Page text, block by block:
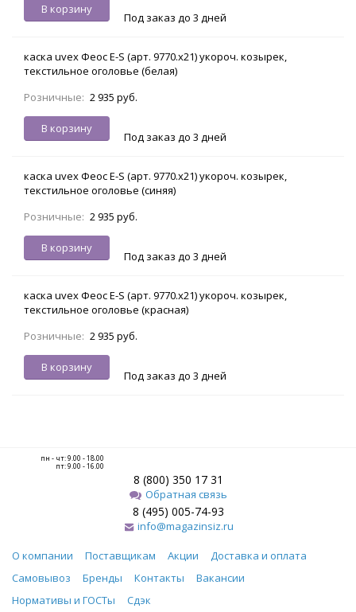
В корзину
Под заказ до 3 дней
каска uvex Феос E-S (арт. 9770.х21) укороч. козырек,
текстильное оголовье (белая)
Розничные: 2 935 руб.
В корзину
Под заказ до 3 дней
каска uvex Феос E-S (арт. 9770.х21) укороч. козырек,
текстильное оголовье (синяя)
Розничные: 2 935 руб.
В корзину
Под заказ до 3 дней
каска uvex Феос E-S (арт. 9770.х21) укороч. козырек,
текстильное оголовье (красная)
Розничные: 2 935 руб.
В корзину
Под заказ до 3 дней
пн - чт: 9.00 - 18.00
пт: 9.00 - 16.00
8 (800) 350 17 31
Обратная связь
8 (495) 005-74-93
info@magazinsiz.ru
О компании Поставщикам Акции
Доставка и оплата
Самовывоз
Бренды Контакты
Вакансии
Нормативы и ГОСТы
Сдэк